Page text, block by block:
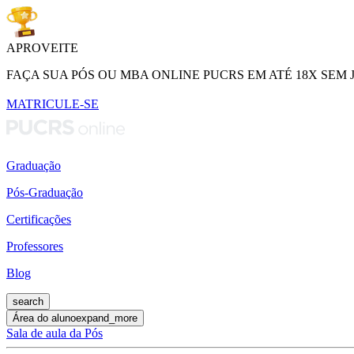
APROVEITE
FAÇA SUA PÓS OU MBA ONLINE PUCRS EM ATÉ 18X SEM
MATRICULE-SE
Graduação
Pós-Graduação
Certificações
Professores
Blog
search
Área do alunoexpand_more
Sala de aula da Pós